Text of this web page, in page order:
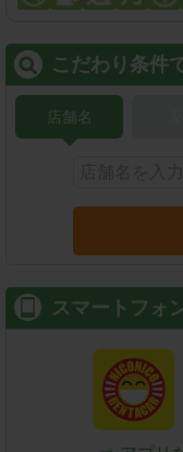
こだわり条件
店舗名
スマートフォ